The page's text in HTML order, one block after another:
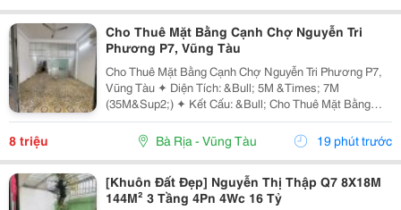
Cho Thuê Mặt Bằng Cạnh Chợ Nguyễn Tri
Phương P7, Vũng Tàu
Cho Thuê Mặt Bằng Cạnh Chợ Nguyễn Tri Phương P7,
Vũng Tàu ✦ Diện Tích: &Bull; 5M &Times; 7M
(35M&Sup2;) ✦ Kết Cấu: &Bull; Cho Thuê Mặt Bằng
Tầng Trệt &Bull; Lối Đi Chung Với Chủ Nhà &Bull;
Không Ở Lại Qua Đêm ✦ Nội Thất: &Bull; Bàn Giao
8 triệu Bà Rịa - Vũng Tàu 19 phút trước
[Khuôn Đất Đẹp] Nguyễn Thị Thập Q7 8X18M
144M² 3 Tầng 4Pn 4Wc 16 Tỷ